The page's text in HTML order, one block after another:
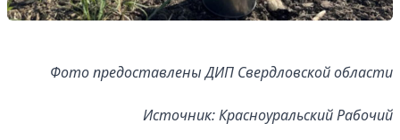
Фото предоставлены ДИП Свердловской области
Источник: Красноуральский Рабочий